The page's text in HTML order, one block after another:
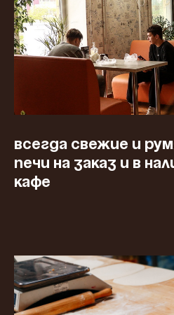
Всегда свежие и
печи на заказ и в
кафе